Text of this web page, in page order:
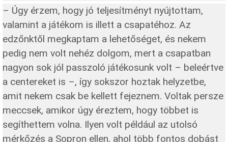
– Úgy érzem, hogy jó teljesítményt nyújtottam,
valamint a játékom is illett a csapatéhoz. Az
edzőnktől megkaptam a lehetőséget, és nekem
pedig nem volt nehéz dolgom, mert a csapatban
nagyon sok jól passzoló játékosunk volt – beleértve
a centereket is –, így sokszor hoztak helyzetbe,
amit nekem csak be kellett fejeznem. Voltak persze
meccsek, amikor úgy éreztem, hogy többet is
segíthettem volna. Ilyen volt például az utolsó
mérkőzés a Sopron ellen, ahol több fontos dobást